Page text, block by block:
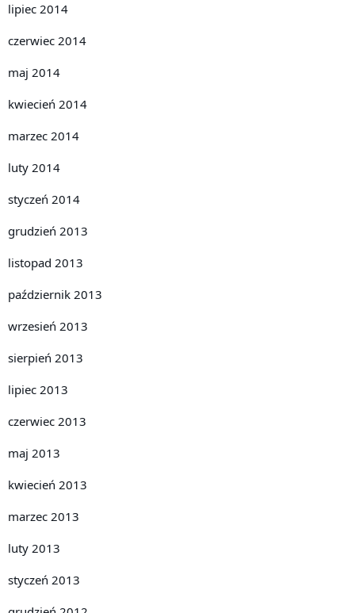
lipiec 2014
czerwiec 2014
maj 2014
kwiecień 2014
marzec 2014
luty 2014
styczeń 2014
grudzień 2013
listopad 2013
październik 2013
wrzesień 2013
sierpień 2013
lipiec 2013
czerwiec 2013
maj 2013
kwiecień 2013
marzec 2013
luty 2013
styczeń 2013